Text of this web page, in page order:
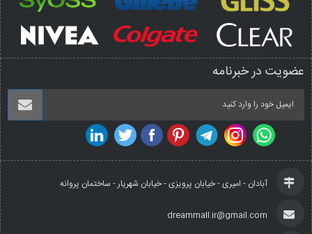
عضویت در خبرنامه
آبادان - امیری - خیابان پرویزی - خیابان شهریار - ساختمان پروانه
dreammall.ir@gmail.com